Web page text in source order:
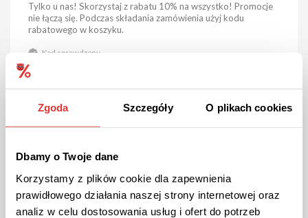
Zgoda Szczegóły O plikach cookies
Dbamy o Twoje dane
Korzystamy z plików cookie dla zapewnienia
prawidłowego działania naszej strony internetowej oraz
analiz w celu dostosowania usług i ofert do potrzeb
Tylko u nas! Skorzystaj z rabatu 10% na wszystko! Promocje
nie łączą się. Podczas składania zamówienia użyj kodu
rabatowego w koszyku.
Kod sprawdzony
POKAŻ KOD